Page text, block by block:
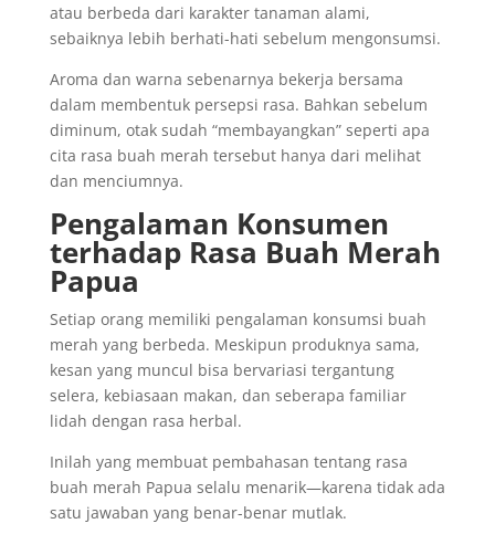
atau berbeda dari karakter tanaman alami,
sebaiknya lebih berhati-hati sebelum mengonsumsi.
Aroma dan warna sebenarnya bekerja bersama
dalam membentuk persepsi rasa. Bahkan sebelum
diminum, otak sudah “membayangkan” seperti apa
cita rasa buah merah tersebut hanya dari melihat
dan menciumnya.
Pengalaman Konsumen
terhadap Rasa Buah Merah
Papua
Setiap orang memiliki pengalaman konsumsi buah
merah yang berbeda. Meskipun produknya sama,
kesan yang muncul bisa bervariasi tergantung
selera, kebiasaan makan, dan seberapa familiar
lidah dengan rasa herbal.
Inilah yang membuat pembahasan tentang rasa
buah merah Papua selalu menarik—karena tidak ada
satu jawaban yang benar-benar mutlak.